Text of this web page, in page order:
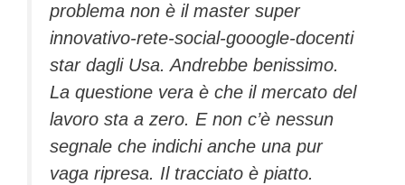
problema non è il master super
innovativo-rete-social-gooogle-docenti
star dagli Usa. Andrebbe benissimo.
La questione vera è che il mercato del
lavoro sta a zero. E non c’è nessun
segnale che indichi anche una pur
vaga ripresa. Il tracciato è piatto.